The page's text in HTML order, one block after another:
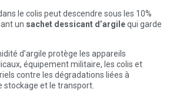
dans le colis peut descendre sous les 10%
un sachet dessicant d’argilequi garde
d’argile protège les appareils
équipement militaire, les colis et
contre les dégradations liées à
stockage et le transport.